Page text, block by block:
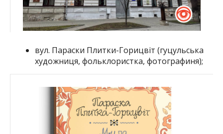
вул. Параски Плитки-Горицвіт (гуцульська
художниця, фольклористка, фотографиня);